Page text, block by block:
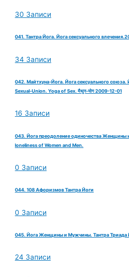
30 Записи
041. Тантра Йога. Йога сексуального
34 Записи
042. Майтхуна-Йога. Йога сексуального союза.
Sexual-Union. Yoga of Sex. मैथुन-योग 2009-12-01
16 Записи
043. Йога преодоление одиночества
loneliness of Women and Men.
0 Записи
044. 108 Афоризмов Тантра Йоги
0 Записи
045. Йога Женщины и Мужчины. Тантра Триада
24 Записи